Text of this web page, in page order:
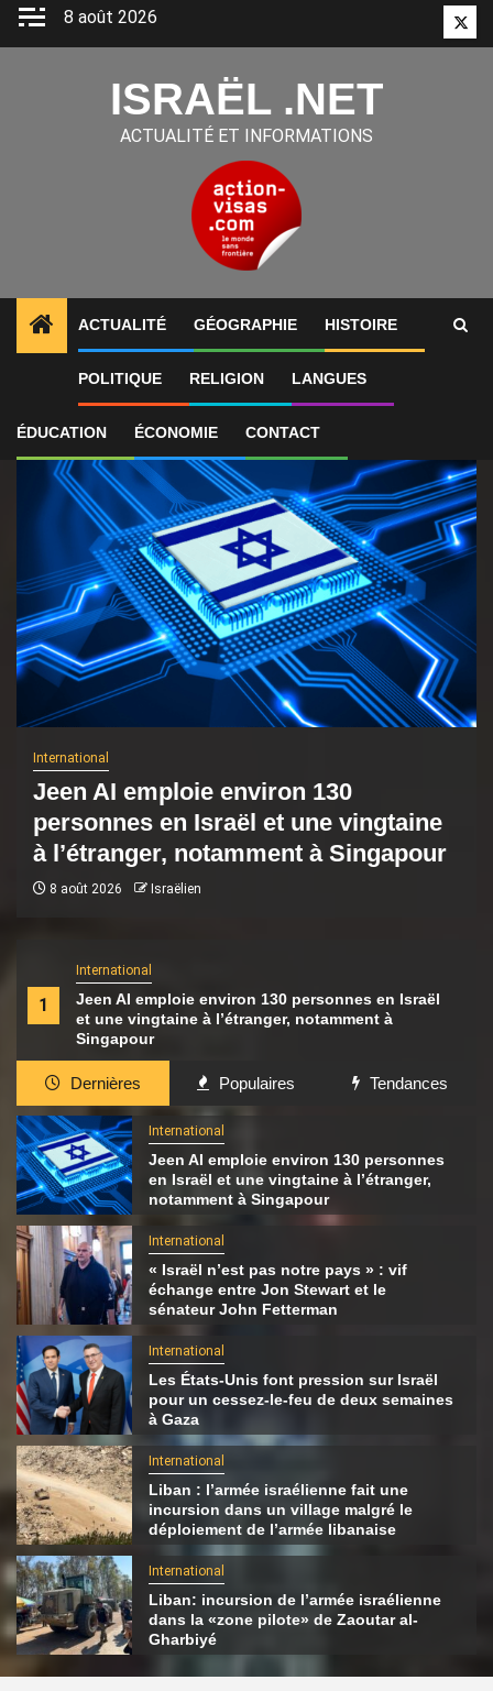
Aller
8 août 2026
ISRAËL .NET
ACTUALITÉ ET INFORMATIONS
ACTUALITÉ GÉOGRAPHIE HISTOIRE
POLITIQUE RELIGION LANGUES
ÉDUCATION ÉCONOMIE CONTACT
ALERTES INFO 1 Jeen AI emploie environ 130
1
International
Jeen AI emploie environ 130 personnes en Israël
et une vingtaine à l’étranger, notamment à
Singapour
International
Jeen AI emploie environ 130
personnes en Israël et une vingtaine
à l’étranger, notamment à Singapour
8 août 2026 Israëlien
Dernières Populaires Tendances
International
Jeen AI emploie environ 130 personnes
en Israël et une vingtaine à l’étranger,
notamment à Singapour
International
« Israël n’est pas notre pays » : vif
échange entre Jon Stewart et le
sénateur John Fetterman
International
Les États-Unis font pression sur Israël
pour un cessez-le-feu de deux semaines
à Gaza
International
Liban : l’armée israélienne fait une
incursion dans un village malgré le
déploiement de l’armée libanaise
International
Liban: incursion de l’armée israélienne
dans la «zone pilote» de Zaoutar al-
Gharbiyé